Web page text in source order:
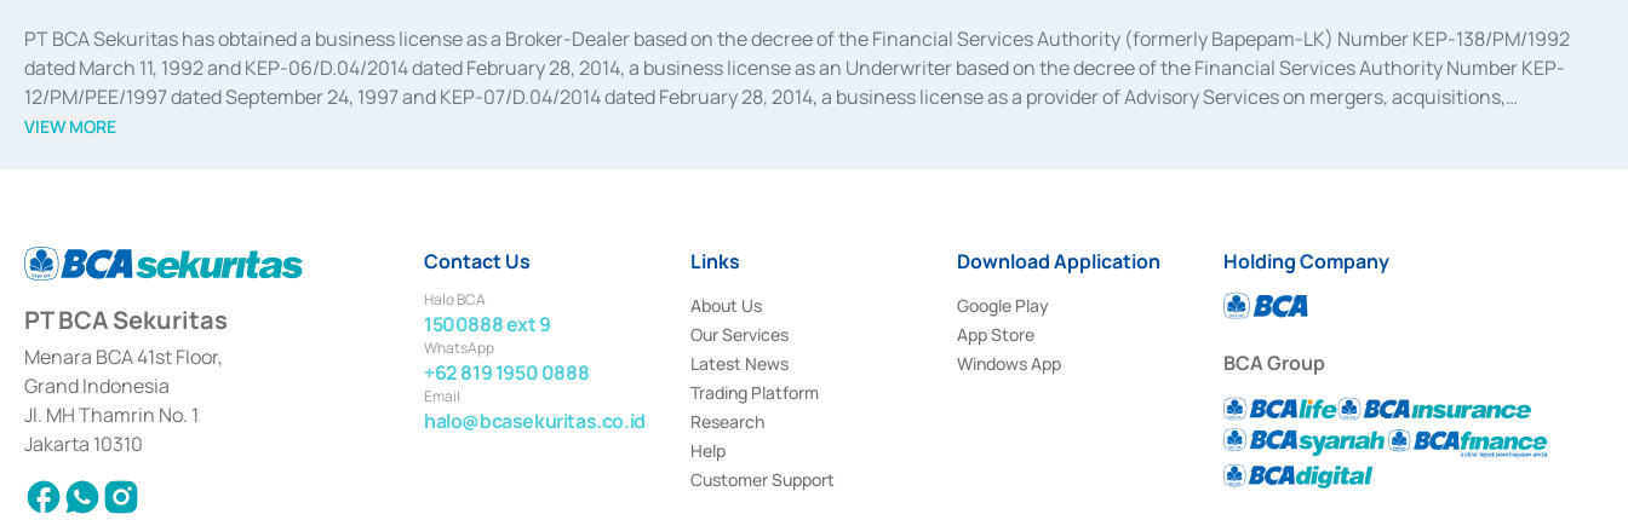
PT BCA Sekuritas has obtained a business license as a Broker-Dealer based on the decree of the Financial Services Authority (formerly Bapepam-LK) Number KEP-138/PM/1992
dated March 11, 1992 and KEP-06/D.04/2014 dated February 28, 2014, a business license as an Underwriter based on the decree of the Financial Services Authority Number KEP-
12/PM/PEE/1997 dated September 24, 1997 and KEP-07/D.04/2014 dated February 28, 2014, a business license as a provider of Advisory Services on mergers, acquisitions,
divestments, and joint ventures based on the decree of the Financial Services Authority Number S-67/PM.21/2014 dated February 28, 2014, a business license as a provider of
Settlement of Commercial Paper Transactions whose license was issued in 2018.
VIEW MORE
PT BCA Sekuritas
Menara BCA 41st Floor,
Grand Indonesia
Jl. MH Thamrin No. 1
Jakarta 10310
Contact Us
Halo BCA
1500888 ext 9
WhatsApp
+62 819 1950 0888
Email
halo@bcasekuritas.co.id
Links
About Us
Our Services
Latest News
Trading Platform
Research
Help
Customer Support
Download Application
Google Play
App Store
Windows App
Holding Company
BCA Group